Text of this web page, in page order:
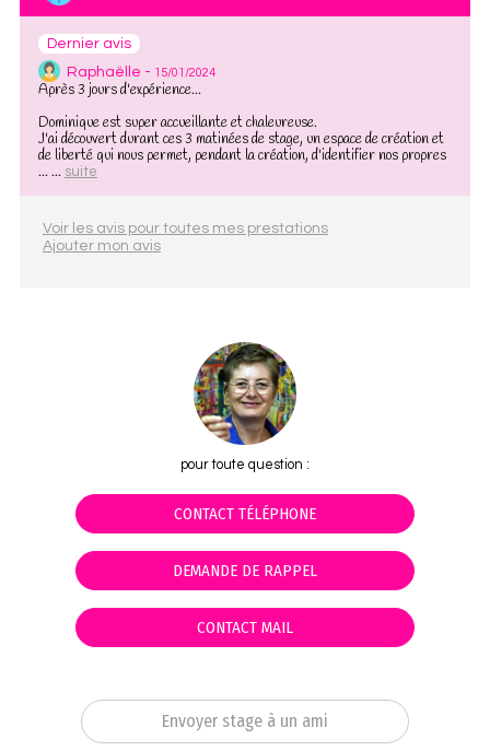
Dernier avis
Raphaëlle - 15/01/2024
Après 3 jours d'expérience...
Dominique est super accueillante et chaleureuse.
J'ai découvert durant ces 3 matinées de stage, un espace de création et
de liberté qui nous permet, pendant la création, d'identifier nos propres
... ... suite
Voir les avis pour toutes mes prestations
Ajouter mon avis
pour toute question :
CONTACT TÉLÉPHONE
DEMANDE DE RAPPEL
CONTACT MAIL
Envoyer stage à un ami